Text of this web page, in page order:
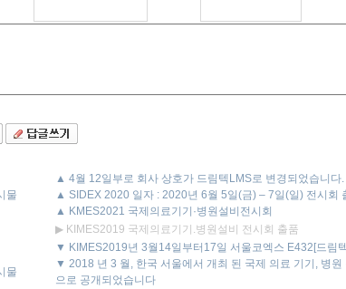
물
▲ 4월 12일부로 회사 상호가 드림텍LMS로 변경되었습니다.
▲ SIDEX 2020 일자 : 2020년 6월 5일(금) – 7일(일) 전시회
▲ KMES2021 국제의료기기·병원설비전시회
▶ KIMES2019 국제의료기기.병원설비 전시회 출품
물
▼ KIMES2019년 3월14일부터17일 서울코엑스 E432[드림
▼ 2018 년 3 월, 한국 서울에서 개최 된 국제 의료 기기, 병
으로 공개되었습니다